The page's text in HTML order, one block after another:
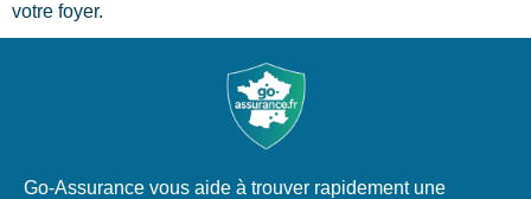
votre foyer.
Go-Assurance vous aide à trouver rapidement une